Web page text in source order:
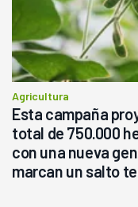
Agricultura
Esta campaña
total de 750.000
con una nueva
marcan un salto